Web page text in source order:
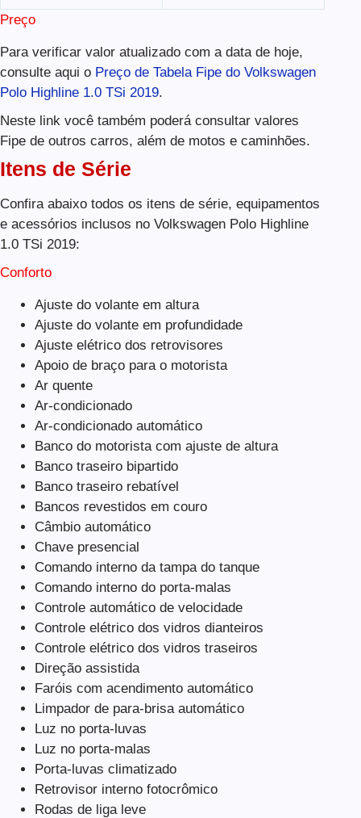
Preço
Para verificar valor atualizado com a data de hoje,
consulte aqui o Preço de Tabela Fipe do Volkswagen
Polo Highline 1.0 TSi 2019.
Neste link você também poderá consultar valores
Fipe de outros carros, além de motos e caminhões.
Itens de Série
Confira abaixo todos os itens de série, equipamentos
e acessórios inclusos no Volkswagen Polo Highline
1.0 TSi 2019:
Conforto
Ajuste do volante em altura
Ajuste do volante em profundidade
Ajuste elétrico dos retrovisores
Apoio de braço para o motorista
Ar quente
Ar-condicionado
Ar-condicionado automático
Banco do motorista com ajuste de altura
Banco traseiro bipartido
Banco traseiro rebatível
Bancos revestidos em couro
Câmbio automático
Chave presencial
Comando interno da tampa do tanque
Comando interno do porta-malas
Controle automático de velocidade
Controle elétrico dos vidros dianteiros
Controle elétrico dos vidros traseiros
Direção assistida
Faróis com acendimento automático
Limpador de para-brisa automático
Luz no porta-luvas
Luz no porta-malas
Porta-luvas climatizado
Retrovisor interno fotocrômico
Rodas de liga leve